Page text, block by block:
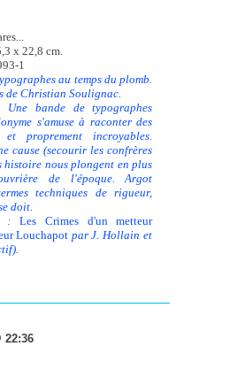
x 22,8 cm.
1
au temps du plomb.
de Christian Soulignac.
Une bande de typographes
s'amuse à raconter des
proprement incroyables.
cause (secourir les confrères
histoire nous plongent en plus
de l'époque. Argot
techniques de rigueur,
doit.
:Les Crimes d'un metteur
Louchapot par J. Hollain et
22:36